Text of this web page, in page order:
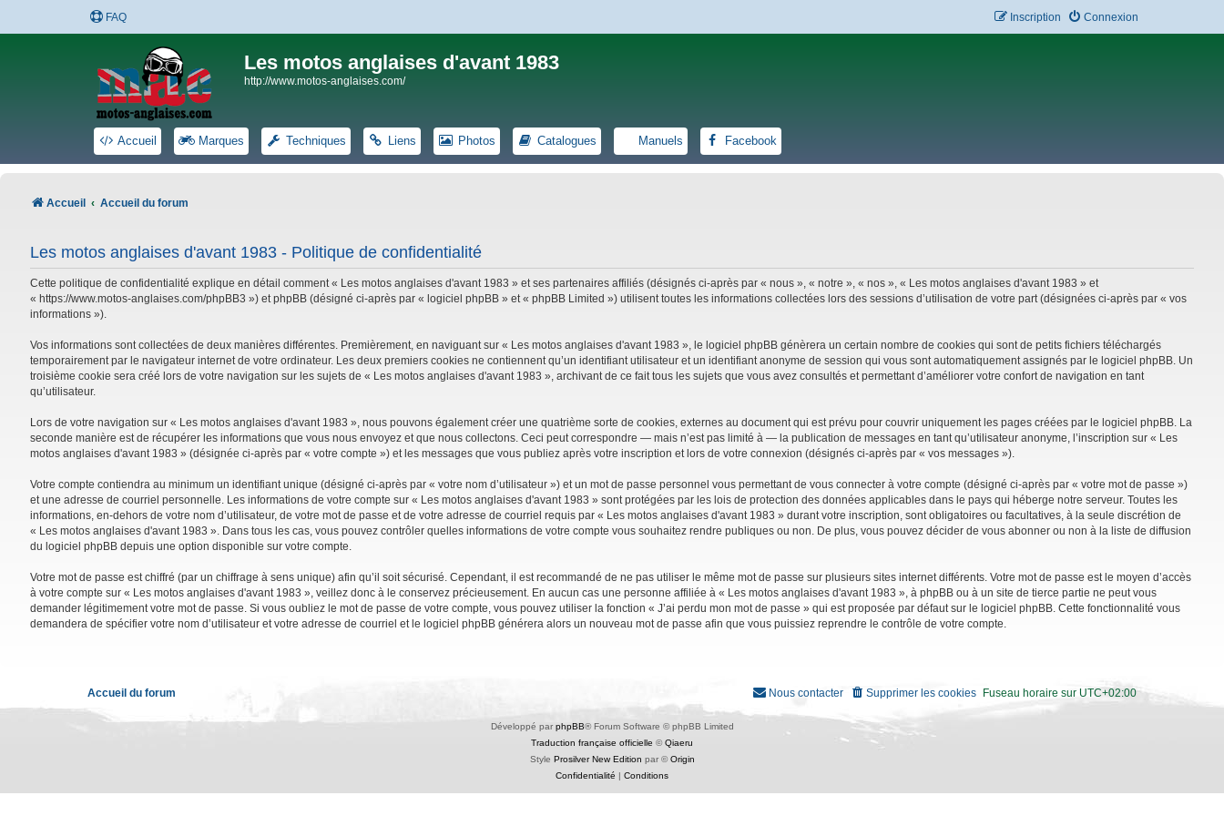
FAQ Connexion
Inscription
Les motos anglaises d'avant 1983
http://www.motos-anglaises.com/
Accueil Marques Techniques Liens Photos Catalogues Manuels Facebook
Accueil Accueil du forum
Les motos anglaises d'avant 1983 - Politique de confidentialité
Cette politique de confidentialité explique en détail comment « Les motos anglaises d'avant 1983 » et ses partenaires affiliés (désignés ci-après par « nous », « notre », « nos », « Les motos anglaises d'avant 1983 » et
« https://www.motos-anglaises.com/phpBB3 ») et phpBB (désigné ci-après par « logiciel phpBB » et « phpBB Limited ») utilisent toutes les informations collectées lors des sessions d’utilisation de votre part (désignées ci-après par « vos
informations »).
Vos informations sont collectées de deux manières différentes. Premièrement, en naviguant sur « Les motos anglaises d'avant 1983 », le logiciel phpBB génèrera un certain nombre de cookies qui sont de petits fichiers téléchargés
temporairement par le navigateur internet de votre ordinateur. Les deux premiers cookies ne contiennent qu’un identifiant utilisateur et un identifiant anonyme de session qui vous sont automatiquement assignés par le logiciel phpBB. Un
troisième cookie sera créé lors de votre navigation sur les sujets de « Les motos anglaises d'avant 1983 », archivant de ce fait tous les sujets que vous avez consultés et permettant d’améliorer votre confort de navigation en tant
qu’utilisateur.
Lors de votre navigation sur « Les motos anglaises d'avant 1983 », nous pouvons également créer une quatrième sorte de cookies, externes au document qui est prévu pour couvrir uniquement les pages créées par le logiciel phpBB. La
seconde manière est de récupérer les informations que vous nous envoyez et que nous collectons. Ceci peut correspondre — mais n’est pas limité à — la publication de messages en tant qu’utilisateur anonyme, l’inscription sur « Les
motos anglaises d'avant 1983 » (désignée ci-après par « votre compte ») et les messages que vous publiez après votre inscription et lors de votre connexion (désignés ci-après par « vos messages »).
Votre compte contiendra au minimum un identifiant unique (désigné ci-après par « votre nom d’utilisateur ») et un mot de passe personnel vous permettant de vous connecter à votre compte (désigné ci-après par « votre mot de passe »)
et une adresse de courriel personnelle. Les informations de votre compte sur « Les motos anglaises d'avant 1983 » sont protégées par les lois de protection des données applicables dans le pays qui héberge notre serveur. Toutes les
informations, en-dehors de votre nom d’utilisateur, de votre mot de passe et de votre adresse de courriel requis par « Les motos anglaises d'avant 1983 » durant votre inscription, sont obligatoires ou facultatives, à la seule discrétion de
« Les motos anglaises d'avant 1983 ». Dans tous les cas, vous pouvez contrôler quelles informations de votre compte vous souhaitez rendre publiques ou non. De plus, vous pouvez décider de vous abonner ou non à la liste de diffusion
du logiciel phpBB depuis une option disponible sur votre compte.
Votre mot de passe est chiffré (par un chiffrage à sens unique) afin qu’il soit sécurisé. Cependant, il est recommandé de ne pas utiliser le même mot de passe sur plusieurs sites internet différents. Votre mot de passe est le moyen d’accès
à votre compte sur « Les motos anglaises d'avant 1983 », veillez donc à le conservez précieusement. En aucun cas une personne affiliée à « Les motos anglaises d'avant 1983 », à phpBB ou à un site de tierce partie ne peut vous
demander légitimement votre mot de passe. Si vous oubliez le mot de passe de votre compte, vous pouvez utiliser la fonction « J’ai perdu mon mot de passe » qui est proposée par défaut sur le logiciel phpBB. Cette fonctionnalité vous
demandera de spécifier votre nom d’utilisateur et votre adresse de courriel et le logiciel phpBB générera alors un nouveau mot de passe afin que vous puissiez reprendre le contrôle de votre compte.
Accueil du forum Fuseau horaire sur UTC+02:00
Supprimer les cookies
Nous contacter
Développé par phpBB® Forum Software © phpBB Limited
Traduction française officielle ©Qiaeru
Style Prosilver New Edition par ©Origin
Confidentialité
Conditions